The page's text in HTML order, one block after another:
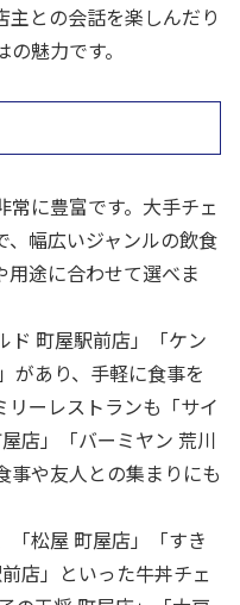
との会話を楽しんだり
魅力です。
に豊富です。大手チェ
、幅広いジャンルの飲食
途に合わせて選べま
ド 町屋駅前店」「ケン
があり、手軽に食事を
ーレストランも「サイ
店」「バーミヤン 荒川
事や友人との集まりにも
「松屋 町屋店」「すき
店」といった牛丼チェ